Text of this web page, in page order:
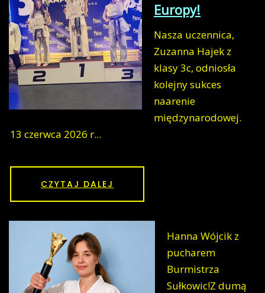
Europy!
Nasza uczennica,
Zuzanna Hajek z
klasy 3c, odniosła
kolejny sukces
naarenie
międzynarodowej.
13 czerwca 2026 r...
CZYTAJ DALEJ
Hanna Wójcik z
pucharem
Burmistrza
Sułkowic!Z dumą